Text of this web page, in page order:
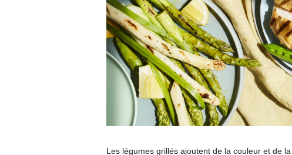
Les légumes grillés ajoutent de la couleur et de